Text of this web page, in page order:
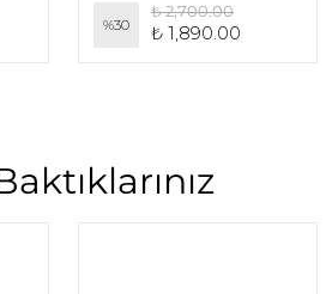
%30
₺ 2,700.00
₺ 1,890.00